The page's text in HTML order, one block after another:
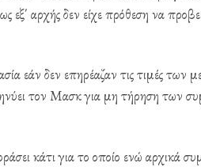
αρχής δεν είχε πρόθεση να
εάν δεν επηρέαζαν τις τιμές των
τον Μασκ για μη τήρηση των
κάτι για το οποίο ενώ αρχικά